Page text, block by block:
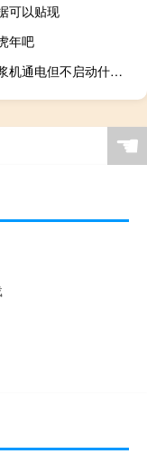
可以贴现
年吧
九阳豆浆机通电但不启动什么原因
☚